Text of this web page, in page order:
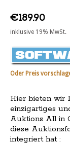
€189.90
inklusive 19% MwSt.
Oder Preis
Hier bieten wir
einzigartiges
Auktions All in
diese
integriert hat :